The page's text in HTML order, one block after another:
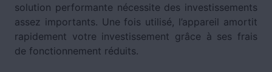
solution performante nécessite des investissements
assez importants. Une fois utilisé, l’appareil amortit
rapidement votre investissement grâce à ses frais
de fonctionnement réduits.